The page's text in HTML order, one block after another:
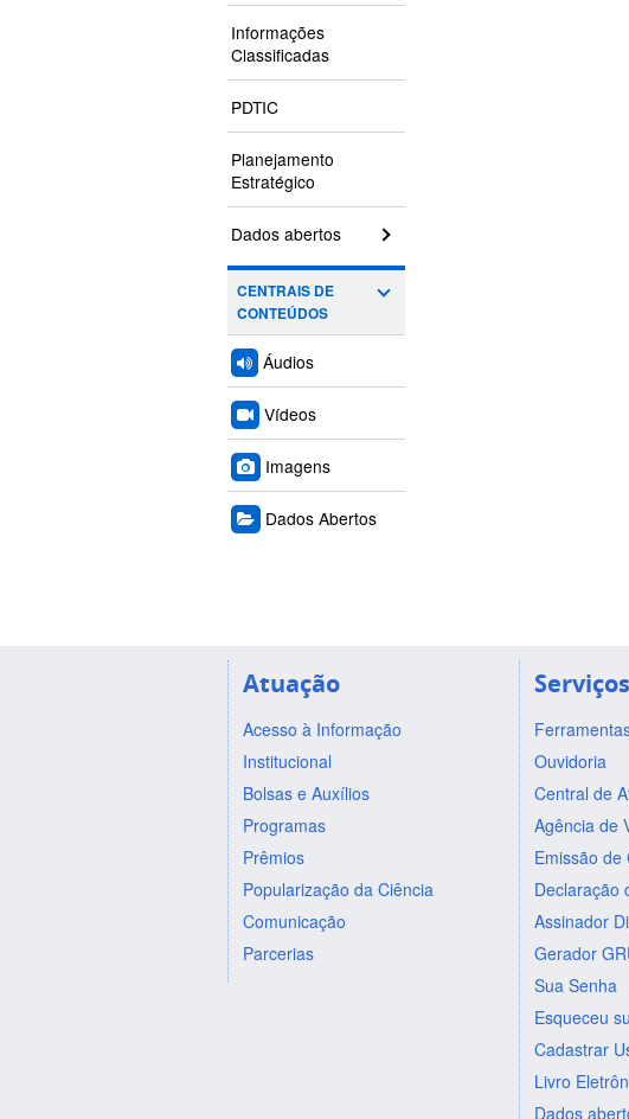
Informações
Classificadas
PDTIC
Planejamento
Estratégico
Dados abertos
CENTRAIS DE
CONTEÚDOS
Áudios
Vídeos
Imagens
Dados Abertos
Atuação
Acesso à Informação
Institucional
Bolsas e Auxílios
Programas
Prêmios
Popularização da Ciência
Comunicação
Parcerias
Serviços
Ouvidoria
Central de
Agência de
Emissão de
Declaração
Assinador
Gerador
Sua Senha
Esqueceu
Cadastrar
Livro
Dados